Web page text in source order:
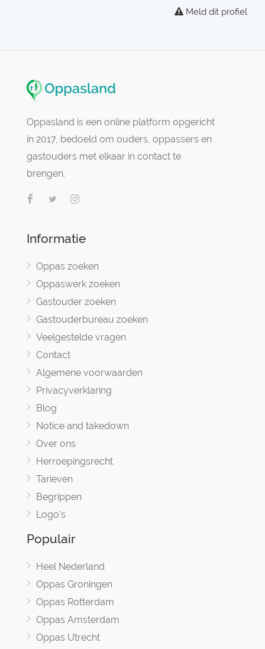
Meld dit profiel
Oppasland is een online platform opgericht
in 2017, bedoeld om ouders, oppassers en
gastouders met elkaar in contact te
brengen.
Informatie
Oppas zoeken
Oppaswerk zoeken
Gastouder zoeken
Gastouderbureau zoeken
Veelgestelde vragen
Contact
Algemene voorwaarden
Privacyverklaring
Blog
Notice and takedown
Over ons
Herroepingsrecht
Tarieven
Begrippen
Logo's
Populair
Heel Nederland
Oppas Groningen
Oppas Rotterdam
Oppas Amsterdam
Oppas Utrecht